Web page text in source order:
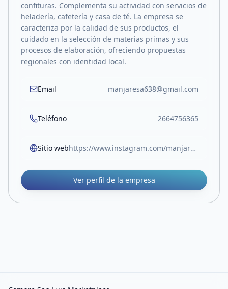
confituras. Complementa su actividad con servicios de
heladería, cafetería y casa de té. La empresa se
caracteriza por la calidad de sus productos, el
cuidado en la selección de materias primas y sus
procesos de elaboración, ofreciendo propuestas
regionales con identidad local.
Email manjaresa638@gmail.com
Teléfono 2664756365
Sitio web https://www.instagram.com/manjaresdemerlo/
Ver perfil de la empresa